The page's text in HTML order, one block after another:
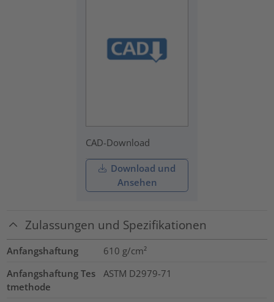
CAD-Download
Download und
Ansehen
Zulassungen und Spezifikationen
Anfangshaftung 610 g/cm²
Anfangshaftung Tes
tmethode
ASTM D2979-71